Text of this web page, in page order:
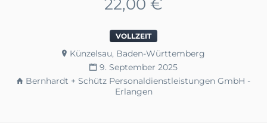
22,00 €
VOLLZEIT
Künzelsau, Baden-Württemberg
9. September 2025
Bernhardt + Schütz Personaldienstleistungen GmbH -
Erlangen